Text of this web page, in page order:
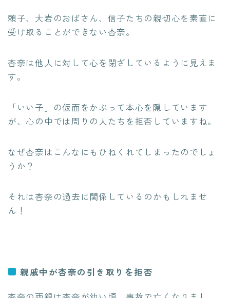
頼子、大岩のおばさん、信子たちの親切心を素直に
受け取ることができない杏奈。
杏奈は他人に対して心を閉ざしているように見えま
す。
「いい子」の仮面をかぶって本心を隠しています
が、心の中では周りの人たちを拒否していますね。
なぜ杏奈はこんなにもひねくれてしまったのでしょ
うか？
それは杏奈の過去に関係しているのかもしれませ
ん！
親戚中が杏奈の引き取りを拒否